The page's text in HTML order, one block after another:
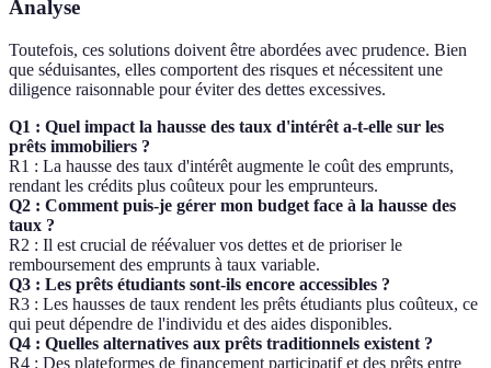
Analyse
Toutefois, ces solutions doivent être abordées avec prudence. Bien
que séduisantes, elles comportent des risques et nécessitent une
diligence raisonnable pour éviter des dettes excessives.
Q1 : Quel impact la hausse des taux d'intérêt a-t-elle sur les
prêts immobiliers ?
R1 : La hausse des taux d'intérêt augmente le coût des emprunts,
rendant les crédits plus coûteux pour les emprunteurs.
Q2 : Comment puis-je gérer mon budget face à la hausse des
taux ?
R2 : Il est crucial de réévaluer vos dettes et de prioriser le
remboursement des emprunts à taux variable.
Q3 : Les prêts étudiants sont-ils encore accessibles ?
R3 : Les hausses de taux rendent les prêts étudiants plus coûteux, ce
qui peut dépendre de l'individu et des aides disponibles.
Q4 : Quelles alternatives aux prêts traditionnels existent ?
R4 : Des plateformes de financement participatif et des prêts entre